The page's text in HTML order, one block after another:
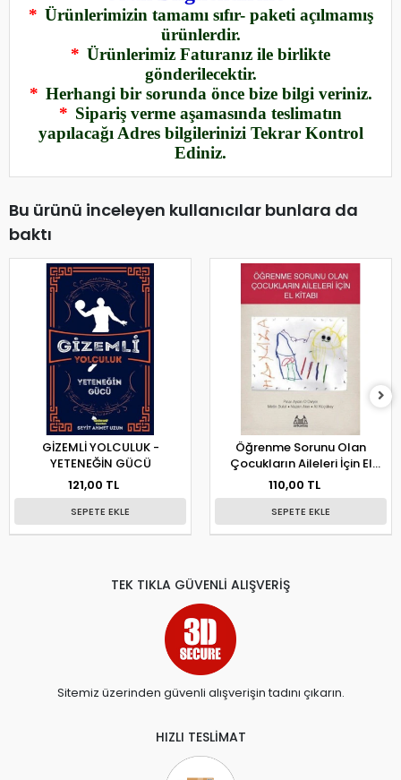
* Ürünlerimizin tamamı sıfır- paketi açılmamış
ürünlerdir.
* Ürünlerimiz Faturanız ile birlikte
gönderilecektir.
* Herhangi bir sorunda önce bize bilgi veriniz.
* Sipariş verme aşamasında teslimatın
yapılacağı Adres bilgilerinizi Tekrar Kontrol
Ediniz.
Bu ürünü inceleyen kullanıcılar bunlara da
baktı
GİZEMLİ YOLCULUK -
YETENEĞİN GÜCÜ
121,00 TL
SEPETE EKLE
Öğrenme Sorunu Olan
Çocukların Aileleri İçin El
Kitabı
110,00 TL
SEPETE EKLE
TEK TIKLA GÜVENLİ ALIŞVERİŞ
Sitemiz üzerinden güvenli alışverişin tadını çıkarın.
HIZLI TESLİMAT